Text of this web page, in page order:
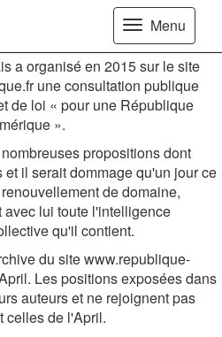
a organisé en 2015 sur le site
une consultation publique
de loi « pour une République
».
propositions dont
il serait dommage qu'un jour ce
de domaine,
avec lui toute l'intelligence
qu'il contient.
du site www.republique-
Les positions exposées dans
auteurs et ne rejoignent pas
celles de l'April.
Menu